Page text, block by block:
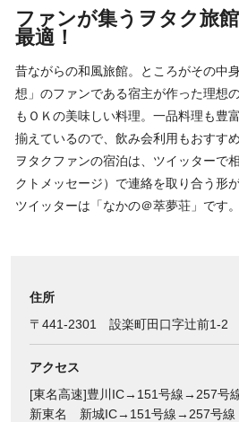
ファンが集うヲタク旅
最適！
昔ながらの和風旅館。ところがその中
想」のファンである宿主が作った理想
もＯＫの美味しい料理。一品料理も豊
揃えているので、飲み会利用もおすすめ
ヲタクファンの宿泊は、ツイッターで
クトメッセージ）で連絡を取り合う形が
ツイッターは「なかの＠萃夢荘」です。
住所
〒441-2301 設楽町田口字辻前1-2
アクセス
[東名高速]豊川IC→151号線→257号線
新東名 新城IC→151号線→257号線